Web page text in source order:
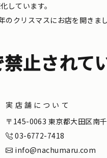
しています。
クリスマスにお店を開きまし
止されて
実店舗について
〒145-0063 東京都大田区南
03-6772-7418
info@nachumaru.com